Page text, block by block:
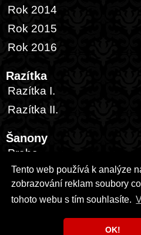
Tento web používá k analýze
zobrazování reklam soubory
tohoto webu s tím souhlasíte.
OK!
Rok 2014
Rok 2015
Rok 2016
Razítka
Razítka I.
Razítka II.
Šanony
Praha
Česká republika
Zahraničí